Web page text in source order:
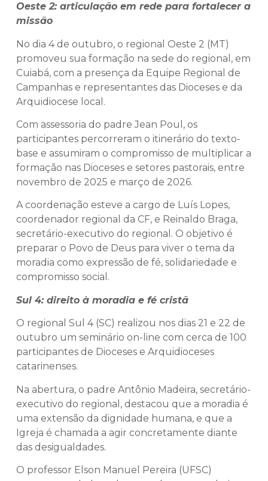
Oeste 2: articulação em rede para fortalecer a
missão
No dia 4 de outubro, o regional Oeste 2 (MT)
promoveu sua formação na sede do regional, em
Cuiabá, com a presença da Equipe Regional de
Campanhas e representantes das Dioceses e da
Arquidiocese local.
Com assessoria do padre Jean Poul, os
participantes percorreram o itinerário do texto-
base e assumiram o compromisso de multiplicar a
formação nas Dioceses e setores pastorais, entre
novembro de 2025 e março de 2026.
A coordenação esteve a cargo de Luís Lopes,
coordenador regional da CF, e Reinaldo Braga,
secretário-executivo do regional. O objetivo é
preparar o Povo de Deus para viver o tema da
moradia como expressão de fé, solidariedade e
compromisso social.
Sul 4: direito à moradia e fé cristã
O regional Sul 4 (SC) realizou nos dias 21 e 22 de
outubro um seminário on-line com cerca de 100
participantes de Dioceses e Arquidioceses
catarinenses.
Na abertura, o padre Antônio Madeira, secretário-
executivo do regional, destacou que a moradia é
uma extensão da dignidade humana, e que a
Igreja é chamada a agir concretamente diante
das desigualdades.
O professor Elson Manuel Pereira (UFSC)